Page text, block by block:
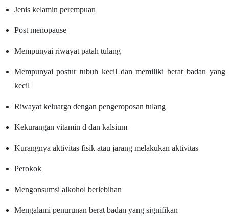
Jenis kelamin perempuan
Post menopause
Mempunyai riwayat patah tulang
Mempunyai postur tubuh kecil dan memiliki berat badan yang
kecil
Riwayat keluarga dengan pengeroposan tulang
Kekurangan vitamin d dan kalsium
Kurangnya aktivitas fisik atau jarang melakukan aktivitas
Perokok
Mengonsumsi alkohol berlebihan
Mengalami penurunan berat badan yang signifikan